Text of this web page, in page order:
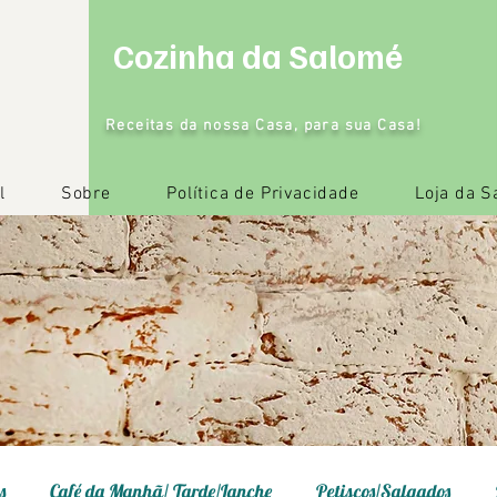
Cozinha da Salomé
Receitas da nossa Casa, para sua Casa!
Sobre Política de Privacidade Loja da
Café da Manhã/ Tarde/Lanche Petiscos/Salgados